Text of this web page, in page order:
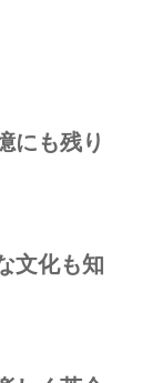
にも残り
文化も知